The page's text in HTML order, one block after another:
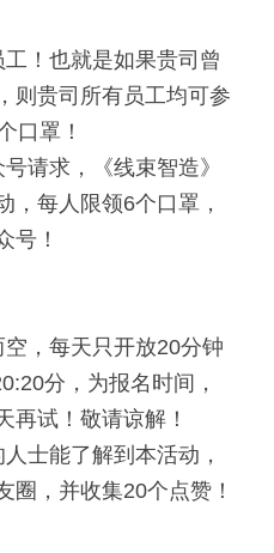
！也就是如果贵司曾
则贵司所有员工均可参
口罩！
请求，《线束智造》
，每人限领6个口罩，
号！
，每天只开放20分钟
分，为报名时间，
再试！敬请谅解！
士能了解到本活动，
圈，并收集20个点赞！